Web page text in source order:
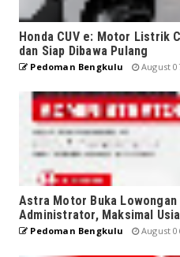
Honda CUV e: Motor Listrik
dan Siap Dibawa Pulang
Pedoman Bengkulu August
Astra Motor Buka Lowongan
Administrator, Maksimal
Pedoman Bengkulu August